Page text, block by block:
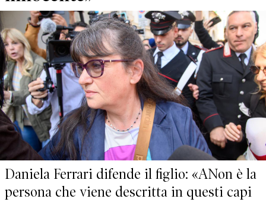
Daniela Ferrari difende il figlio: «ANon è la
persona che viene descritta in questi capi